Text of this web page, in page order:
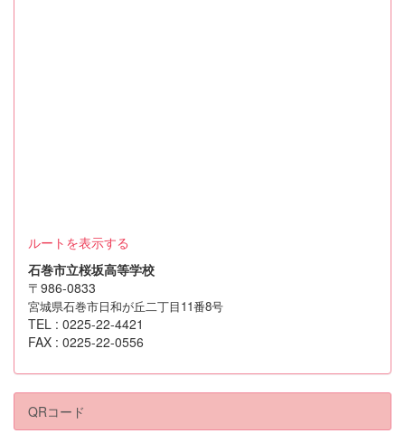
ルートを表示する
石巻市立桜坂高等学校
〒986-0833
宮城県石巻市日和が丘二丁目11番8号
TEL : 0225-22-4421
FAX : 0225-22-0556
QRコード